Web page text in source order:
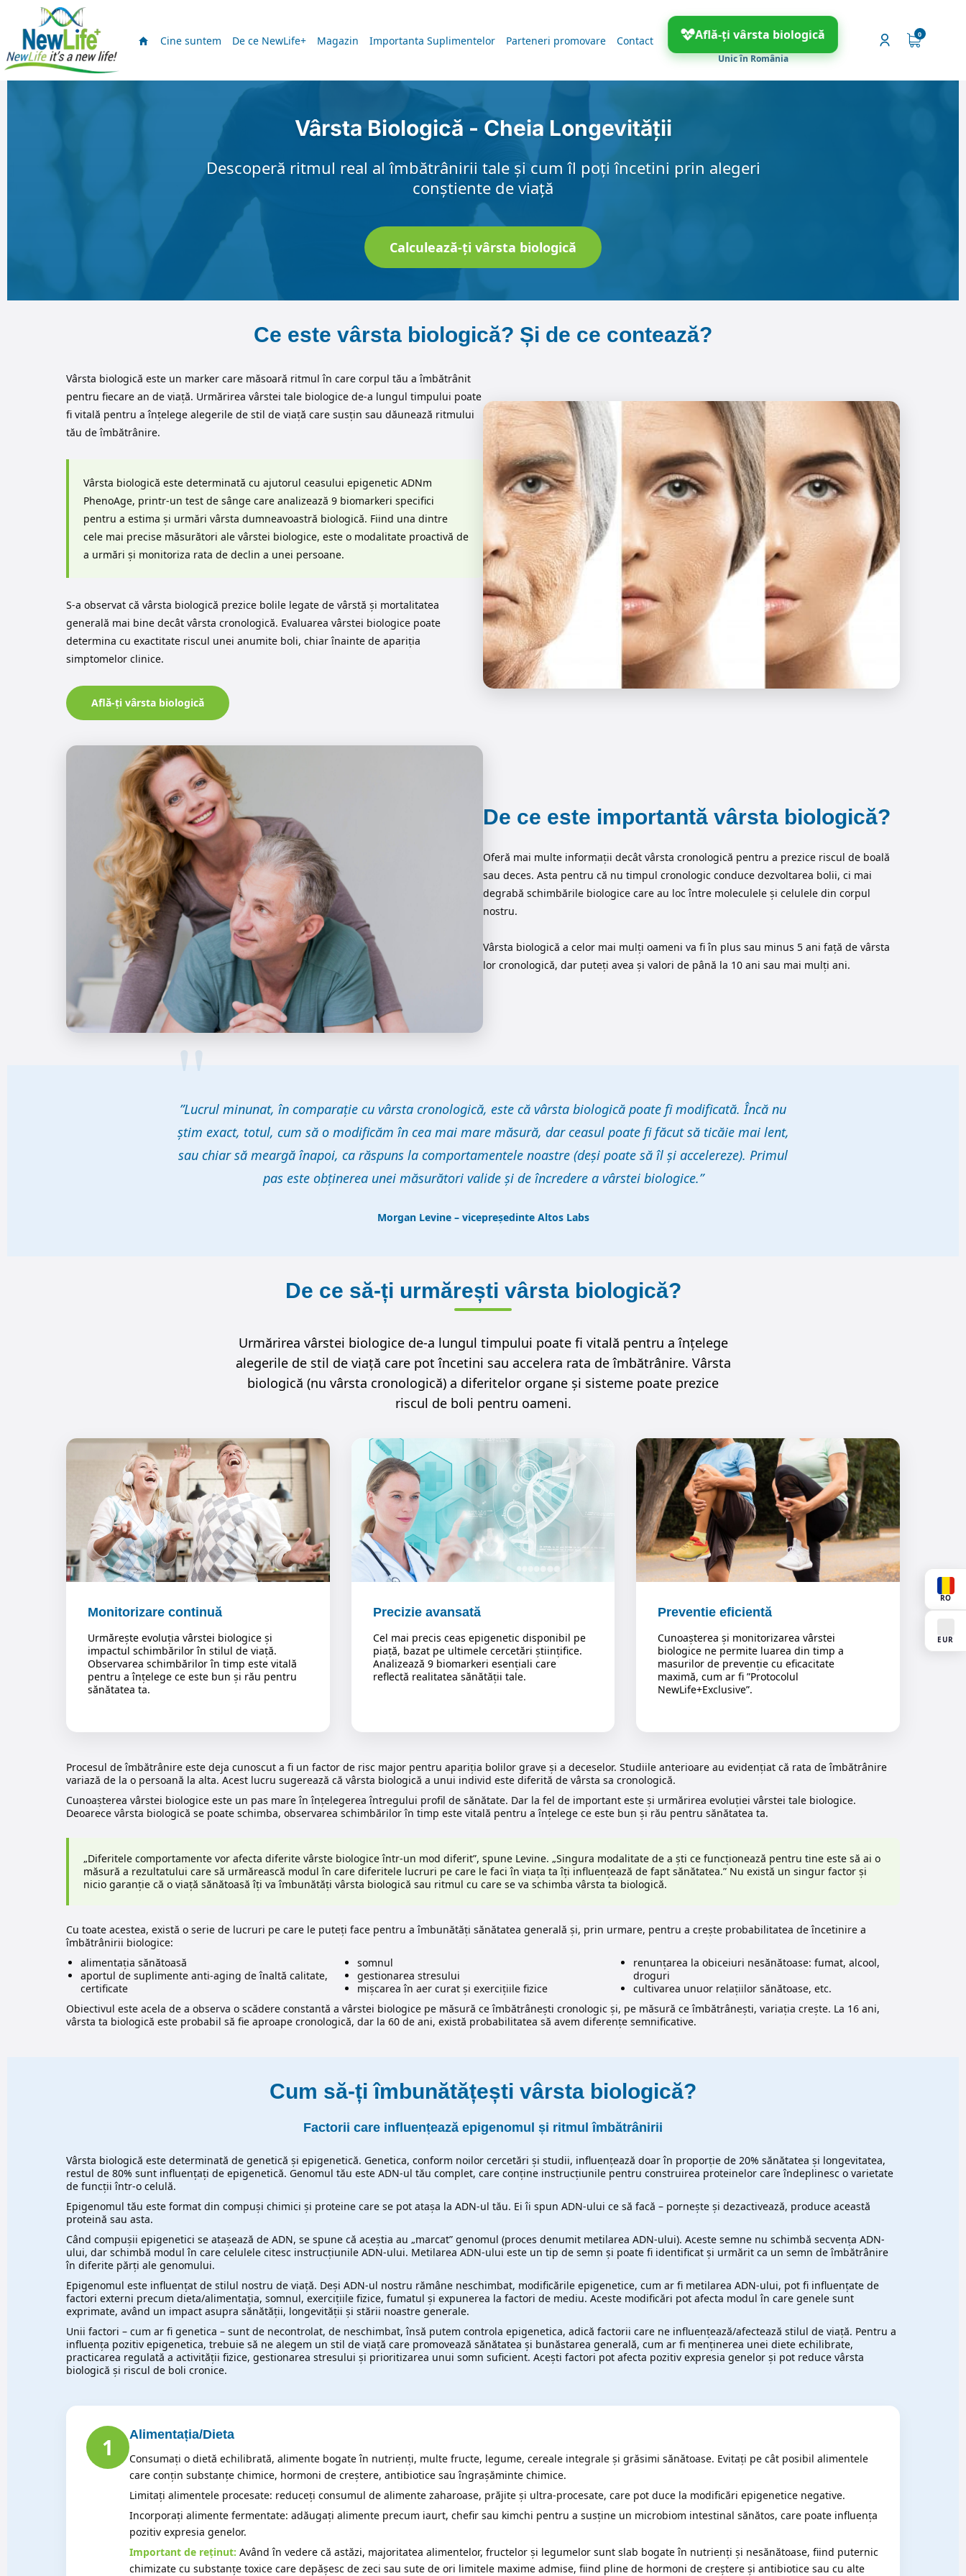
Cine suntem De ce NewLife+ Magazin Importanta Suplimentelor Parteneri promovare Contact Află-ți vârsta biologică
Unic în România
Vârsta Biologică - Cheia Longevității
Descoperă ritmul real al îmbătrânirii tale și cum îl poți încetini prin alegeri
conștiente de viață
Calculează-ți vârsta biologică
Ce este vârsta biologică? Și de ce contează?
Vârsta biologică este un marker care măsoară ritmul în care corpul tău a îmbătrânit
pentru fiecare an de viață. Urmărirea vârstei tale biologice de-a lungul timpului poate
fi vitală pentru a înțelege alegerile de stil de viață care susțin sau dăunează ritmului
tău de îmbătrânire.
Vârsta biologică este determinată cu ajutorul ceasului epigenetic ADNm
PhenoAge, printr-un test de sânge care analizează 9 biomarkeri specifici
pentru a estima și urmări vârsta dumneavoastră biologică. Fiind una dintre
cele mai precise măsurători ale vârstei biologice, este o modalitate proactivă de
a urmări și monitoriza rata de declin a unei persoane.
S-a observat că vârsta biologică prezice bolile legate de vârstă și mortalitatea
generală mai bine decât vârsta cronologică. Evaluarea vârstei biologice poate
determina cu exactitate riscul unei anumite boli, chiar înainte de apariția
simptomelor clinice.
Află-ți vârsta biologică
De ce este importantă vârsta biologică?
Oferă mai multe informații decât vârsta cronologică pentru a prezice riscul de boală
sau deces. Asta pentru că nu timpul cronologic conduce dezvoltarea bolii, ci mai
degrabă schimbările biologice care au loc între moleculele și celulele din corpul
nostru.
Vârsta biologică a celor mai mulți oameni va fi în plus sau minus 5 ani față de vârsta
lor cronologică, dar puteți avea și valori de până la 10 ani sau mai mulți ani.
”Lucrul minunat, în comparație cu vârsta cronologică, este că vârsta biologică poate fi modificată. Încă nu
știm exact, totul, cum să o modificăm în cea mai mare măsură, dar ceasul poate fi făcut să ticăie mai lent,
sau chiar să meargă înapoi, ca răspuns la comportamentele noastre (deși poate să îl și accelereze). Primul
pas este obținerea unei măsurători valide și de încredere a vârstei biologice.”
Morgan Levine – vicepreședinte Altos Labs
De ce să-ți urmărești vârsta biologică?
Urmărirea vârstei biologice de-a lungul timpului poate fi vitală pentru a înțelege
alegerile de stil de viață care pot încetini sau accelera rata de îmbătrânire. Vârsta
biologică (nu vârsta cronologică) a diferitelor organe și sisteme poate prezice
riscul de boli pentru oameni.
Monitorizare continuă
Urmărește evoluția vârstei biologice și
impactul schimbărilor în stilul de viață.
Observarea schimbărilor în timp este vitală
pentru a înțelege ce este bun și rău pentru
sănătatea ta.
Precizie avansată
Cel mai precis ceas epigenetic disponibil pe
piață, bazat pe ultimele cercetări științifice.
Analizează 9 biomarkeri esențiali care
reflectă realitatea sănătății tale.
Preventie eficientă
Cunoașterea și monitorizarea vârstei
biologice ne permite luarea din timp a
masurilor de prevenție cu eficacitate
maximă, cum ar fi ”Protocolul
NewLife+Exclusive”.
Procesul de îmbătrânire este deja cunoscut a fi un factor de risc major pentru apariția bolilor grave și a deceselor. Studiile anterioare au evidențiat că rata de îmbătrânire
variază de la o persoană la alta. Acest lucru sugerează că vârsta biologică a unui individ este diferită de vârsta sa cronologică.
Cunoașterea vârstei biologice este un pas mare în înțelegerea întregului profil de sănătate. Dar la fel de important este și urmărirea evoluției vârstei tale biologice.
Deoarece vârsta biologică se poate schimba, observarea schimbărilor în timp este vitală pentru a înțelege ce este bun și rău pentru sănătatea ta.
„Diferitele comportamente vor afecta diferite vârste biologice într-un mod diferit”, spune Levine. „Singura modalitate de a ști ce funcționează pentru tine este să ai o
măsură a rezultatului care să urmărească modul în care diferitele lucruri pe care le faci în viața ta îți influențează de fapt sănătatea.” Nu există un singur factor și
nicio garanție că o viață sănătoasă îți va îmbunătăți vârsta biologică sau ritmul cu care se va schimba vârsta ta biologică.
Cu toate acestea, există o serie de lucruri pe care le puteți face pentru a îmbunătăți sănătatea generală și, prin urmare, pentru a crește probabilitatea de încetinire a
îmbătrânirii biologice:
alimentația sănătoasă
aportul de suplimente anti-aging de înaltă calitate,
certificate
somnul
gestionarea stresului
mișcarea în aer curat și exercițiile fizice
renunțarea la obiceiuri nesănătoase: fumat, alcool,
droguri
cultivarea unuor relațiilor sănătoase, etc.
Obiectivul este acela de a observa o scădere constantă a vârstei biologice pe măsură ce îmbătrânești cronologic și, pe măsură ce îmbătrânești, variația crește. La 16 ani,
vârsta ta biologică este probabil să fie aproape cronologică, dar la 60 de ani, există probabilitatea să avem diferențe semnificative.
Cum să-ți îmbunătățești vârsta biologică?
Factorii care influențează epigenomul și ritmul îmbătrânirii
Vârsta biologică este determinată de genetică și epigenetică. Genetica, conform noilor cercetări și studii, influențează doar în proporție de 20% sănătatea și longevitatea,
restul de 80% sunt influențați de epigenetică. Genomul tău este ADN-ul tău complet, care conține instrucțiunile pentru construirea proteinelor care îndeplinesc o varietate
de funcții într-o celulă.
Epigenomul tău este format din compuși chimici și proteine care se pot atașa la ADN-ul tău. Ei îi spun ADN-ului ce să facă – pornește și dezactivează, produce această
proteină sau asta.
Când compușii epigenetici se atașează de ADN, se spune că aceștia au „marcat” genomul (proces denumit metilarea ADN-ului). Aceste semne nu schimbă secvența ADN-
ului, dar schimbă modul în care celulele citesc instrucțiunile ADN-ului. Metilarea ADN-ului este un tip de semn și poate fi identificat și urmărit ca un semn de îmbătrânire
în diferite părți ale genomului.
Epigenomul este influențat de stilul nostru de viață. Deși ADN-ul nostru rămâne neschimbat, modificările epigenetice, cum ar fi metilarea ADN-ului, pot fi influențate de
factori externi precum dieta/alimentația, somnul, exercițiile fizice, fumatul și expunerea la factori de mediu. Aceste modificări pot afecta modul în care genele sunt
exprimate, având un impact asupra sănătății, longevității și stării noastre generale.
Unii factori – cum ar fi genetica – sunt de necontrolat, de neschimbat, însă putem controla epigenetica, adică factorii care ne influențează/afectează stilul de viață. Pentru a
influența pozitiv epigenetica, trebuie să ne alegem un stil de viață care promovează sănătatea și bunăstarea generală, cum ar fi menținerea unei diete echilibrate,
practicarea regulată a activității fizice, gestionarea stresului și prioritizarea unui somn suficient. Acești factori pot afecta pozitiv expresia genelor și pot reduce vârsta
biologică și riscul de boli cronice.
1 Alimentația/Dieta
Consumați o dietă echilibrată, alimente bogate în nutrienți, multe fructe, legume, cereale integrale și grăsimi sănătoase. Evitați pe cât posibil alimentele
care conțin substanțe chimice, hormoni de creștere, antibiotice sau îngrașăminte chimice.
Limitați alimentele procesate: reduceți consumul de alimente zaharoase, prăjite și ultra-procesate, care pot duce la modificări epigenetice negative.
Incorporați alimente fermentate: adăugați alimente precum iaurt, chefir sau kimchi pentru a susține un microbiom intestinal sănătos, care poate influența
pozitiv expresia genelor.
Important de reținut: Având în vedere că astăzi, majoritatea alimentelor, fructelor și legumelor sunt slab bogate în nutrienți și nesănătoase, fiind puternic
chimizate cu substanțe toxice care depășesc de zeci sau sute de ori limitele maxime admise, fiind pline de hormoni de creștere și antibiotice sau cu alte
RO
EUR